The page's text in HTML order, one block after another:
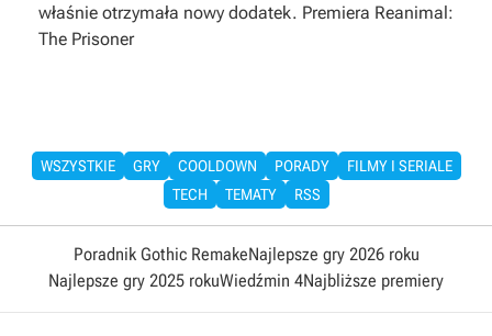
właśnie otrzymała nowy dodatek. Premiera Reanimal:
The Prisoner
WSZYSTKIE GRY COOLDOWN PORADY
FILMY I SERIALE
TECH
TEMATY RSS
Poradnik Gothic RemakeNajlepsze gry 2026 roku
Najlepsze gry 2025 rokuWiedźmin 4Najbliższe premiery